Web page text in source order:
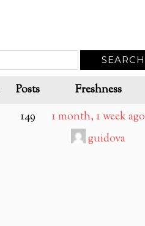
Posts
Freshness
149
1 month, 1 week ago
guidova